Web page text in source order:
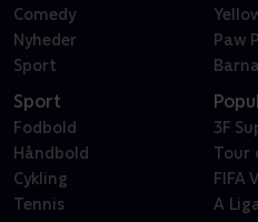
Comedy
Nyheder
Sport
Paw
Sport
Fodbold
Håndbold
Cykling
Tennis
3F
Tour
FIFA
A